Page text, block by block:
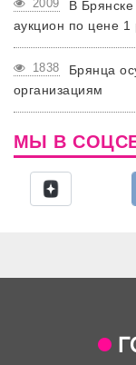
2009
В
аукцион по цене 1
1838
Брянца
организациям
МЫ В